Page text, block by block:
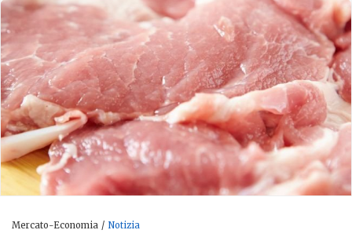
Mercato-Economia Notizia